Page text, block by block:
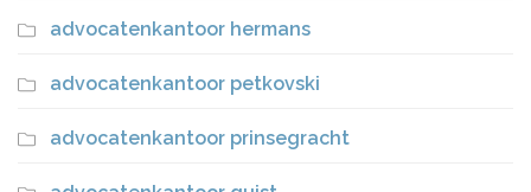
advocatenkantoor hermans
advocatenkantoor petkovski
advocatenkantoor prinsegracht